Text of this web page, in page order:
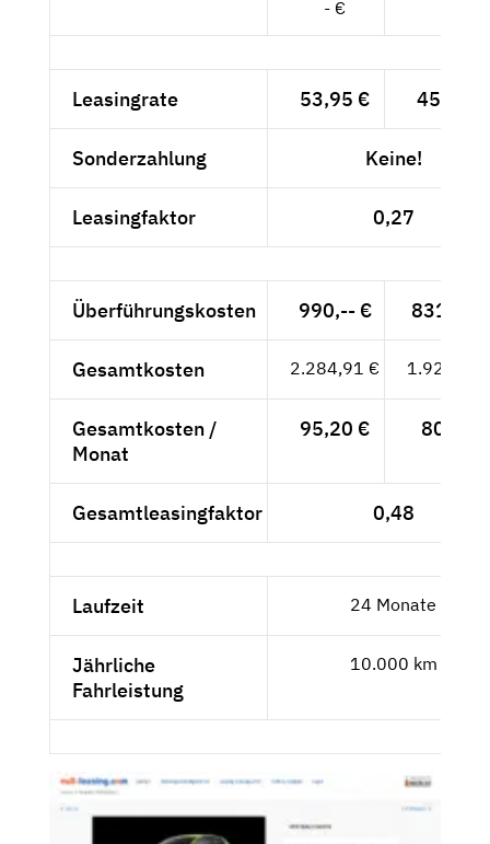
- €
Leasingrate 53,95 € 45,34 €
Sonderzahlung Keine!
Leasingfaktor 0,27
Überführungskosten 990,-- € 831,93
Gesamtkosten 2.284,91 € 1.920,09
Gesamtkosten /
Monat
95,20 € 80,-- €
Gesamtleasingfaktor 0,48
Laufzeit 24 Monate
Jährliche
Fahrleistung
10.000 km